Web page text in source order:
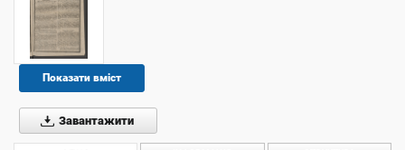
Показати вміст
Завантажити